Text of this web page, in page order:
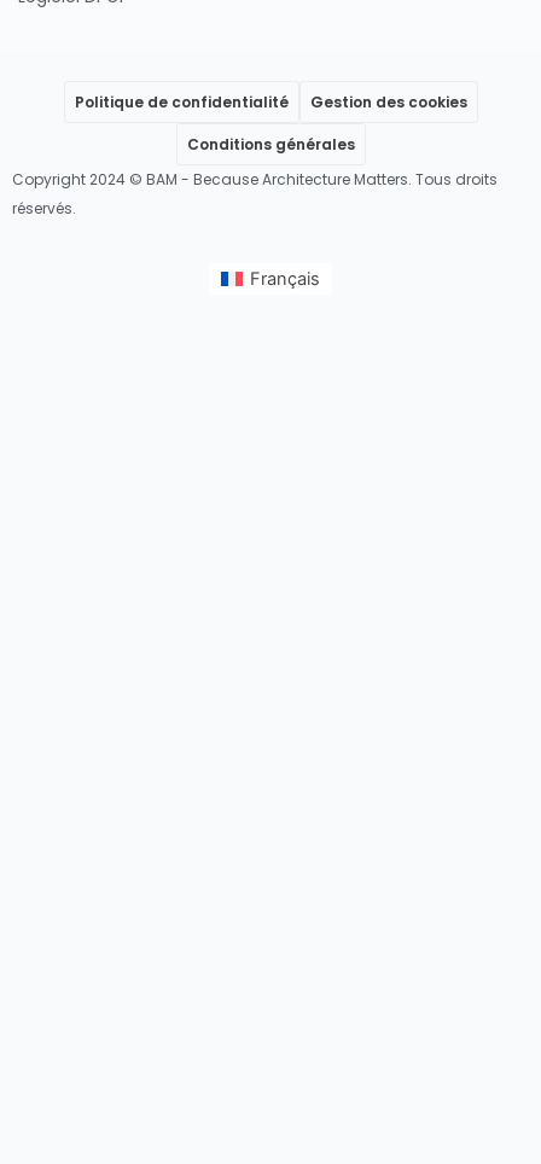
Politique de confidentialité Gestion des cookies
Conditions générales
Copyright 2024 © BAM - Because Architecture Matters. Tous droits
réservés.
Français